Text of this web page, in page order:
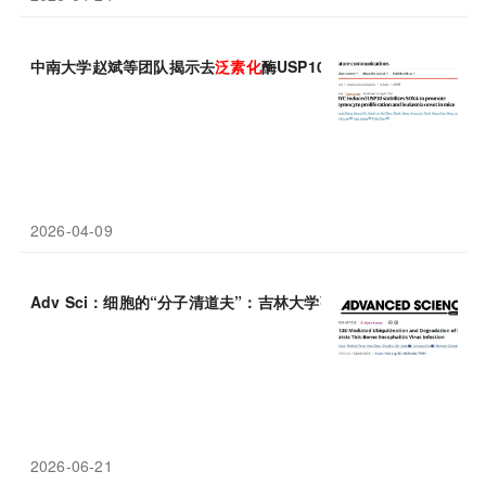
中南大学赵斌等团队揭示去泛素化酶USP10是关键，其抑制剂在小
2026-04-09
Adv Sci：细胞的“分子清道夫”：吉林大学张文艳等团队RNF138
2026-06-21